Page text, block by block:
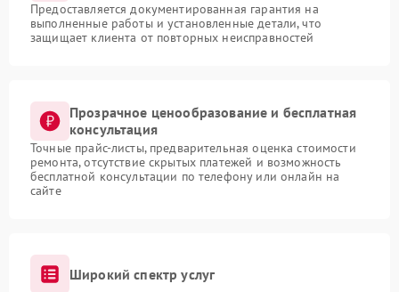
Предоставляется документированная гарантия на
выполненные работы и установленные детали, что
защищает клиента от повторных неисправностей
Прозрачное ценообразование и бесплатная
консультация
Точные прайс-листы, предварительная оценка стоимости
ремонта, отсутствие скрытых платежей и возможность
бесплатной консультации по телефону или онлайн на
сайте
Широкий спектр услуг